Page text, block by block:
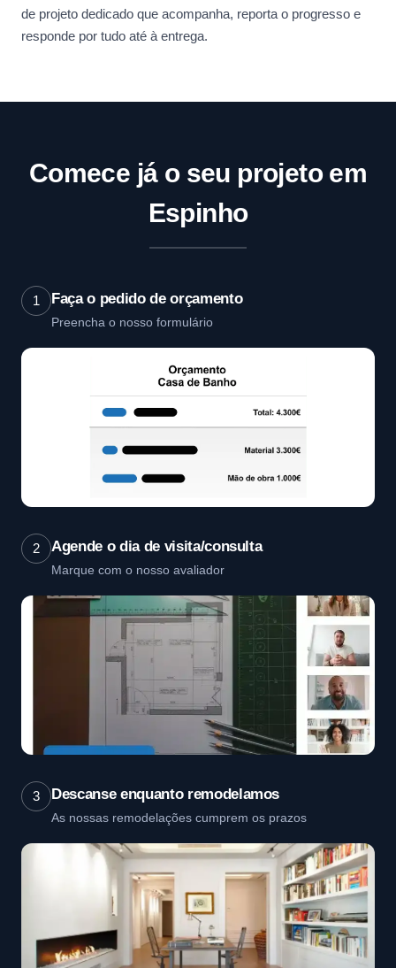
de projeto dedicado que acompanha, reporta o progresso e
responde por tudo até à entrega.
Comece já o seu projeto em
Espinho
1 Faça o pedido de orçamento
Preencha o nosso formulário
2 Agende o dia de visita/consulta
Marque com o nosso avaliador
3 Descanse enquanto remodelamos
As nossas remodelações cumprem os prazos